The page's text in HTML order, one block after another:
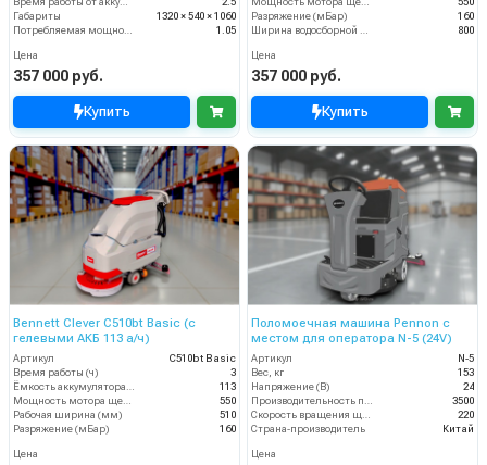
Габариты
1320 × 540 × 1060
1.05
Цена
357 000 руб.
Купить
Разряжение (мБар)
160
800
Цена
357 000 руб.
Купить
Bennett Clever C510bt Basic (с
гелевыми АКБ 113 а/ч)
Артикул
C510bt Basic
Время работы (ч)
3
Ёмкость аккумулятора (Ач)
113
Мощность мотора щеток
550
Рабочая ширина (мм)
510
Разряжение (мБар)
160
Цена
Поломоечная машина Pennon с
местом для оператора N-5 (24V)
Артикул
N-5
Вес, кг
153
Напряжение (В)
24
Производительность по площади (м2/ч)
3500
Скорость вращения щётки (об/мин)
220
Страна-производитель
Китай
Цена